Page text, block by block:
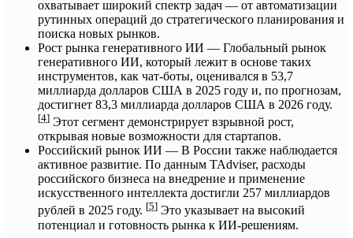
охватывает широкий спектр задач — от автоматизации
рутинных операций до стратегического планирования и
поиска новых рынков.
Рост рынка генеративного ИИ — Глобальный рынок
генеративного ИИ, который лежит в основе таких
инструментов, как чат-боты, оценивался в 53,7
миллиарда долларов США в 2025 году и, по прогнозам,
достигнет 83,3 миллиарда долларов США в 2026 году.
[4] Этот сегмент демонстрирует взрывной рост,
открывая новые возможности для стартапов.
Российский рынок ИИ — В России также наблюдается
активное развитие. По данным TAdviser, расходы
российского бизнеса на внедрение и применение
искусственного интеллекта достигли 257 миллиардов
рублей в 2025 году. [5] Это указывает на высокий
потенциал и готовность рынка к ИИ-решениям.